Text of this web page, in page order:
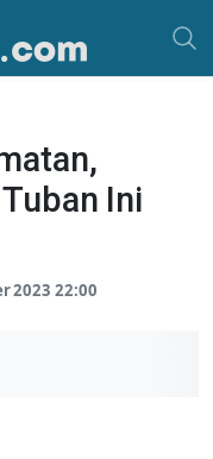
Ini
2023 22:00